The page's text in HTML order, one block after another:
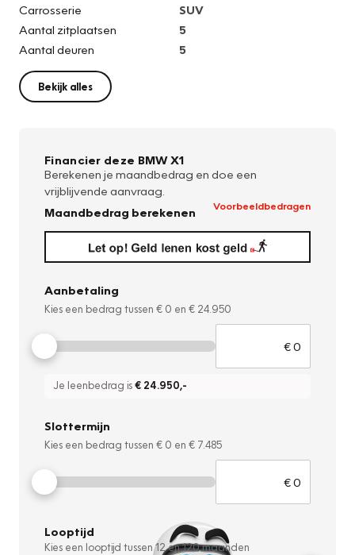
Carrosserie
SUV
Aantal zitplaatsen
5
Aantal deuren
5
Bekijk alles
Financier deze BMW X1
Berekenen je maandbedrag en doe een
vrijblijvende aanvraag.
Maandbedrag berekenen
Voorbeeldbedragen
Aanbetaling
Kies een bedrag tussen € 0 en € 24.950
Je leenbedrag is€ 24.950,-
Slottermijn
Kies een bedrag tussen € 0 en € 7.485
Looptijd
Kies een looptijd tussen12en120maanden